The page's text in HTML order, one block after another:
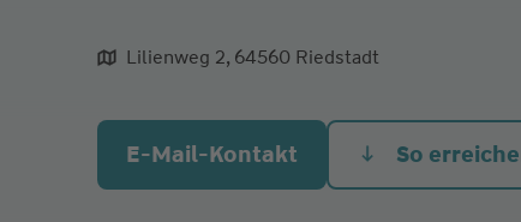
aliqua culpa cillum ullamco
Lilienweg 2, 64560 Riedstadt
E-Mail-Kontakt So